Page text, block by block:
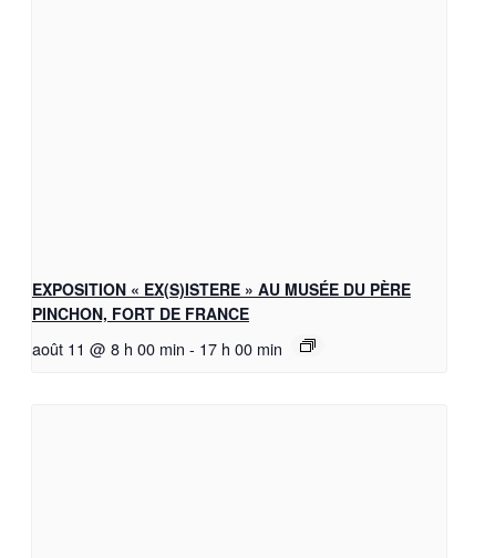
EXPOSITION « EX(S)ISTERE » AU MUSÉE DU PÈRE
PINCHON, FORT DE FRANCE
août 11 @ 8 h 00 min - 17 h 00 min